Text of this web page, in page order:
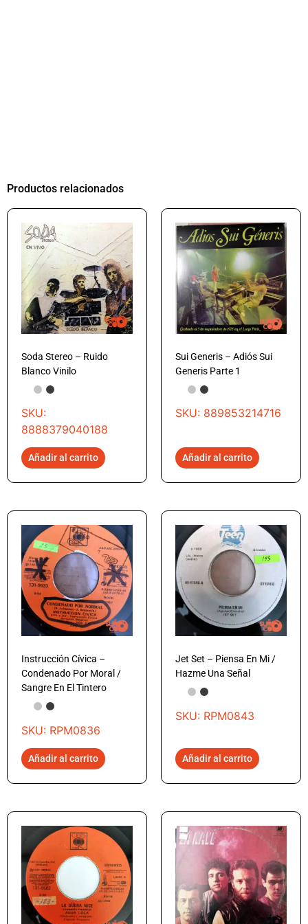
Productos relacionados
Soda Stereo – Ruido
Blanco Vinilo
SKU:
8888379040188
Añadir al carrito
Sui Generis – Adiós Sui
Generis Parte 1
SKU: 889853214716
Añadir al carrito
Instrucción Cívica –
Condenado Por Moral /
Sangre En El Tintero
SKU: RPM0836
Añadir al carrito
Jet Set – Piensa En Mi /
Hazme Una Señal
SKU: RPM0843
Añadir al carrito